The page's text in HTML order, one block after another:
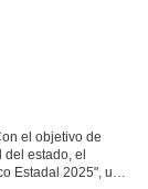
el objetivo de
del estado, el
Estadal 2025", una